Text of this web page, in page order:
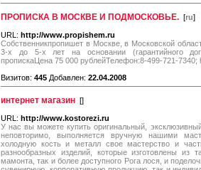
ПРОПИСКА В МОСКВЕ И ПОДМОСКОВЬЕ. [ru]
URL: http://www.propishem.ru
Собственникпропишет в Москве, в Московской
3-х до 5-х лет на основании (гарантийного
пропискаЦена 75 000 рублейТелефон:8-499-721-7340;
Визитов: 445 Добавлен: 22.04.2008
интернет магазин []
URL: http://www.kostorezi.ru
У нас вы можете купить оригинальный,
неповторимо, выполняется вручную нашими
холодную кость и металл свое мастерство и
разнообразных изделий, которые изготовлены из
мамонта, так и более доступного Рога лося, и